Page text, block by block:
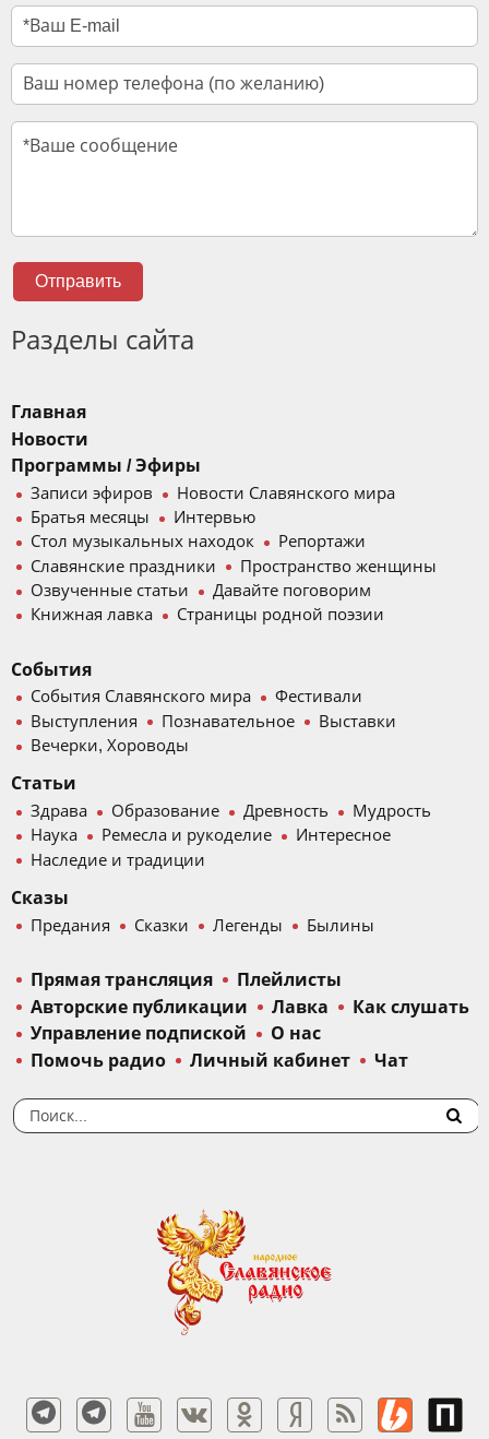
Отправить
Разделы сайта
Главная
Новости
Программы / Эфиры
Записи эфиров
Новости Славянского мира
Братья месяцы
Интервью
Стол музыкальных находок
Репортажи
Славянские праздники
Пространство женщины
Озвученные статьи
Давайте поговорим
Книжная лавка
Страницы родной поэзии
События
События Славянского мира
Фестивали
Выступления
Познавательное
Выставки
Вечерки, Хороводы
Статьи
Здрава Образование Древность
Мудрость
Наука
Ремесла и рукоделие
Интересное
Наследие и традиции
Сказы
Предания Сказки Легенды Былины
Прямая трансляция
Плейлисты
Авторские публикации
Лавка
Как слушать
Управление подпиской
О нас
Помочь радио
Личный кабинет Чат